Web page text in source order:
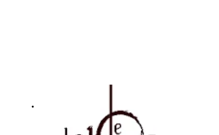
AOP Côtes du Rhône